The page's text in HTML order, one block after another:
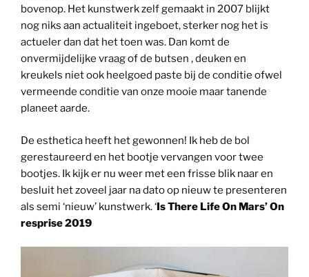
bovenop. Het kunstwerk zelf gemaakt in 2007 blijkt
nog niks aan actualiteit ingeboet, sterker nog het is
actueler dan dat het toen was. Dan komt de
onvermijdelijke vraag of de butsen , deuken en
kreukels niet ook heelgoed paste bij de conditie ofwel
vermeende conditie van onze mooie maar tanende
planeet aarde.
De esthetica heeft het gewonnen! Ik heb de bol
gerestaureerd en het bootje vervangen voor twee
bootjes. Ik kijk er nu weer met een frisse blik naar en
besluit het zoveel jaar na dato op nieuw te presenteren
als semi ‘nieuw’ kunstwerk. ‘Is There Life On Mars’ On
resprise 2019